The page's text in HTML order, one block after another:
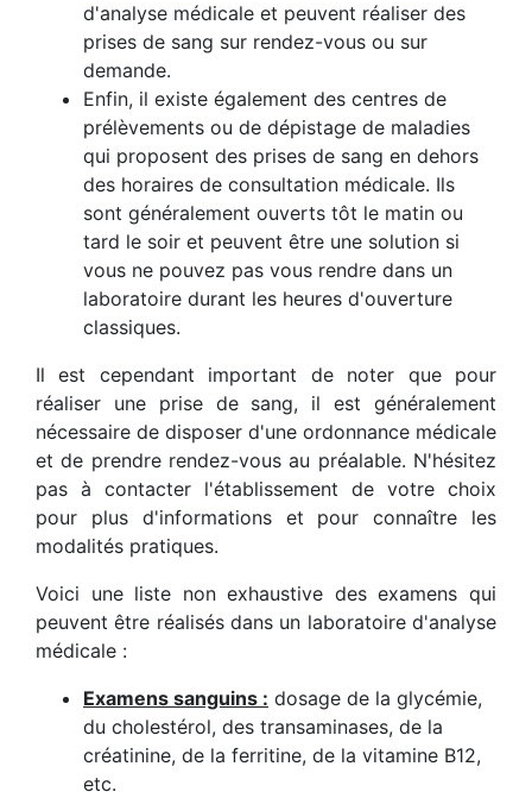
d'analyse médicale et peuvent réaliser des
prises de sang sur rendez-vous ou sur
demande.
Enfin, il existe également des centres de
prélèvements ou de dépistage de maladies
qui proposent des prises de sang en dehors
des horaires de consultation médicale. Ils
sont généralement ouverts tôt le matin ou
tard le soir et peuvent être une solution si
vous ne pouvez pas vous rendre dans un
laboratoire durant les heures d'ouverture
classiques.
Il est cependant important de noter que pour
réaliser une prise de sang, il est généralement
nécessaire de disposer d'une ordonnance médicale
et de prendre rendez-vous au préalable. N'hésitez
pas à contacter l'établissement de votre choix
pour plus d'informations et pour connaître les
modalités pratiques.
Voici une liste non exhaustive des examens qui
peuvent être réalisés dans un laboratoire d'analyse
médicale :
Examens sanguins : dosage de la glycémie,
du cholestérol, des transaminases, de la
créatinine, de la ferritine, de la vitamine B12,
etc.